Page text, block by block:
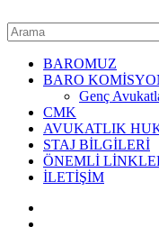
BAROMUZ
BARO
Genç
CMK
AVUKATLIK
STAJ BİLGİLERİ
ÖNEMLİ
İLETİŞİM